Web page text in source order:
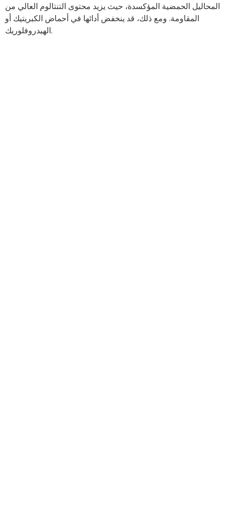
المحاليل الحمضية المؤكسدة، حيث يزيد محتوى التنتالوم العالي من
المقاومة. ومع ذلك، قد ينخفض ​​أدائها في أحماض الكبريتيك أو
الهيدروفلوريك.